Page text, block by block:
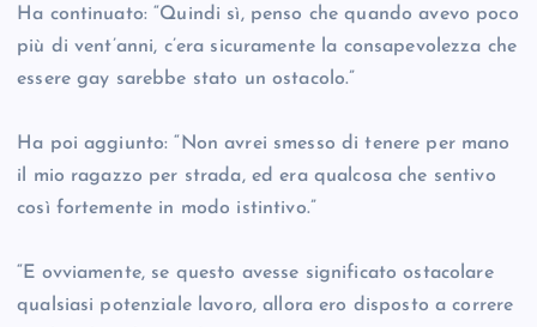
Ha continuato: “Quindi sì, penso che quando avevo poco
più di vent’anni, c’era sicuramente la consapevolezza che
essere gay sarebbe stato un ostacolo.”
Ha poi aggiunto: “Non avrei smesso di tenere per mano
il mio ragazzo per strada, ed era qualcosa che sentivo
così fortemente in modo istintivo.”
“E ovviamente, se questo avesse significato ostacolare
qualsiasi potenziale lavoro, allora ero disposto a correre